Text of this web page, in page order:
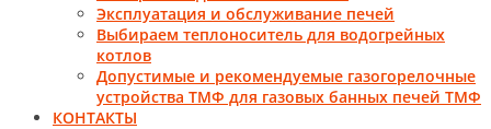
Эксплуатация и обслуживание печей
Выбираем теплоноситель для водогрейных
котлов
Допустимые и рекомендуемые газогорелочные
устройства ТМФ для газовых банных печей ТМФ
КОНТАКТЫ